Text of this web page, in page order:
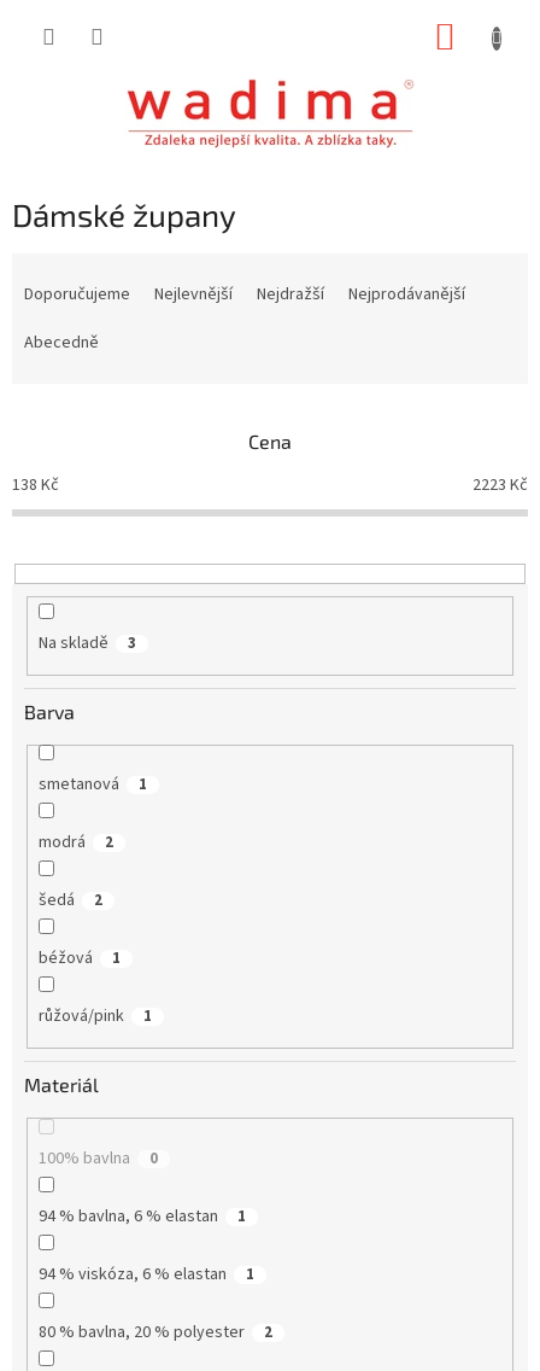
Dámské župany
o
d
k
t
Doporučujeme Nejlevnější Nejdražší
Nejprodávanější
Abecedně
Cena
138 Kč 2223 Kč
Na skladě 3
Barva
smetanová 1
modrá 2
šedá 2
béžová 1
růžová/pink 1
Materiál
100% bavlna 0
94 % bavlna, 6 % elastan 1
94 % viskóza, 6 % elastan 1
80 % bavlna, 20 % polyester 2